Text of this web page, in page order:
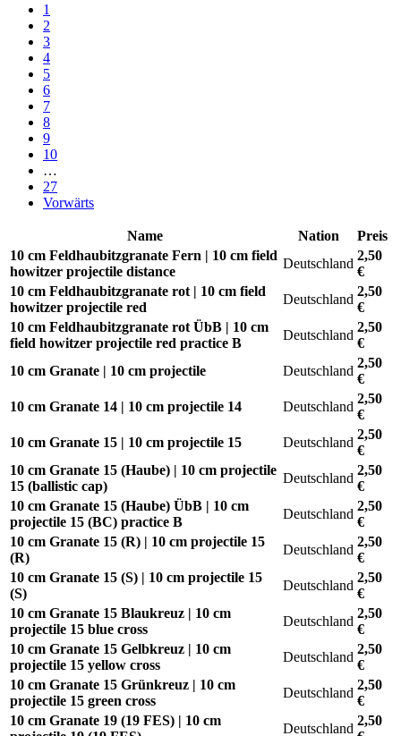
1
2
3
4
5
6
7
8
9
10
…
27
Vorwärts
Name Nation
Preis
10 cm Feldhaubitzgranate Fern | 10 cm field
howitzer projectile distance
Deutschland
2,50
€
10 cm Feldhaubitzgranate rot | 10 cm field
howitzer projectile red
Deutschland
2,50
€
10 cm Feldhaubitzgranate rot ÜbB | 10 cm
field howitzer projectile red practice B
Deutschland
2,50
€
10 cm Granate | 10 cm projectile
Deutschland
2,50
€
10 cm Granate 14 | 10 cm projectile 14
Deutschland
2,50
€
10 cm Granate 15 | 10 cm projectile 15
Deutschland
2,50
€
10 cm Granate 15 (Haube) | 10 cm projectile
15 (ballistic cap)
Deutschland
2,50
€
10 cm Granate 15 (Haube) ÜbB | 10 cm
projectile 15 (BC) practice B
Deutschland
2,50
€
10 cm Granate 15 (R) | 10 cm projectile 15
(R)
Deutschland
2,50
€
10 cm Granate 15 (S) | 10 cm projectile 15
(S)
Deutschland
2,50
€
10 cm Granate 15 Blaukreuz | 10 cm
projectile 15 blue cross
Deutschland
2,50
€
10 cm Granate 15 Gelbkreuz | 10 cm
projectile 15 yellow cross
Deutschland
2,50
€
10 cm Granate 15 Grünkreuz | 10 cm
projectile 15 green cross
Deutschland
2,50
€
10 cm Granate 19 (19 FES) | 10 cm
Deutschland
2,50